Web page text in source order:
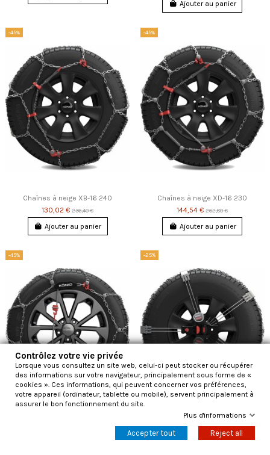
Ajouter au panier
-45%
Chaînes à neige XB-16 240
130,02 €236,40 €
Ajouter au panier
-45%
Chaînes à neige XD-16 230
144,54 €262,80 €
Ajouter au panier
-45% -25%
Chaînes à neige K-Summit Van
K87 seulement un demi-couple
315,00 €420,00 €
Contrôlez votre vie privée
Lorsque vous consultez un site web, celui-ci peut stocker ou récupérer
des informations sur votre navigateur, principalement sous forme de «
cookies ». Ces informations, qui peuvent concerner vos préférences,
votre appareil (ordinateur, tablette ou mobile), servent principalement à
assurer le bon fonctionnement du site.
Plus d'informations
Accepter tout Reject all